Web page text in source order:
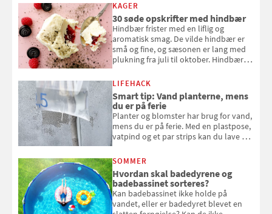
KAGER
30 søde opskrifter med hindbær
Hindbær frister med en liflig og
aromatisk smag. De vilde hindbær er
små og fine, og sæsonen er lang med
plukning fra juli til oktober. Hindbær
kan bruge dine hindbær i alt fra
bagværk og salater til is og syltning.
LIFEHACK
Smart tip: Vand planterne, mens
du er på ferie
Planter og blomster har brug for vand,
mens du er på ferie. Med en plastpose,
vatpind og et par strips kan du lave dit
at bede naboen om at vande eller
SOMMER
Hvordan skal badedyrene og
badebassinet sorteres?
Kan badebassinet ikke holde på
vandet, eller er badedyret blevet en